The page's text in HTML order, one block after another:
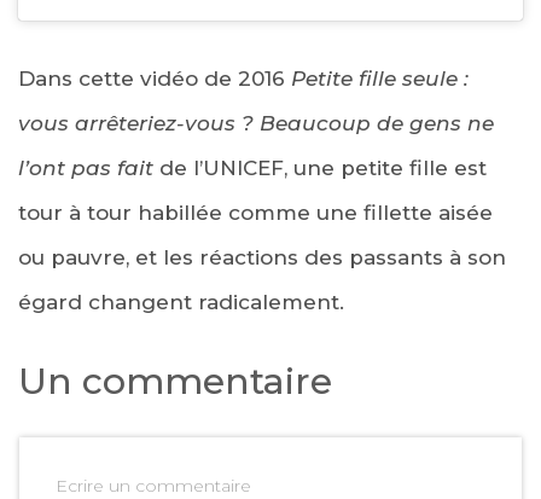
Dans cette vidéo de 2016 Petite fille seule :
vous arrêteriez-vous ? Beaucoup de gens ne
l’ont pas fait de l’UNICEF, une petite fille est
tour à tour habillée comme une fillette aisée
ou pauvre, et les réactions des passants à son
égard changent radicalement.
Un commentaire
Ecrire un commentaire